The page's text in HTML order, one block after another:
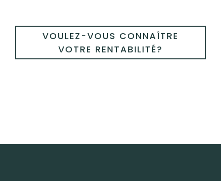
VOULEZ-VOUS CONNAÎTRE
VOTRE RENTABILITÉ?